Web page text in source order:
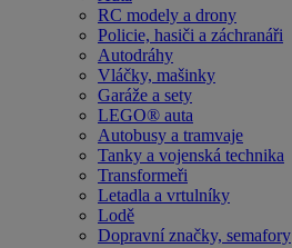
RC modely a drony
Policie, hasiči a záchranáři
Autodráhy
Vláčky, mašinky
Garáže a sety
LEGO® auta
Autobusy a tramvaje
Tanky a vojenská technika
Transformeři
Letadla a vrtulníky
Lodě
Dopravní značky, semafory